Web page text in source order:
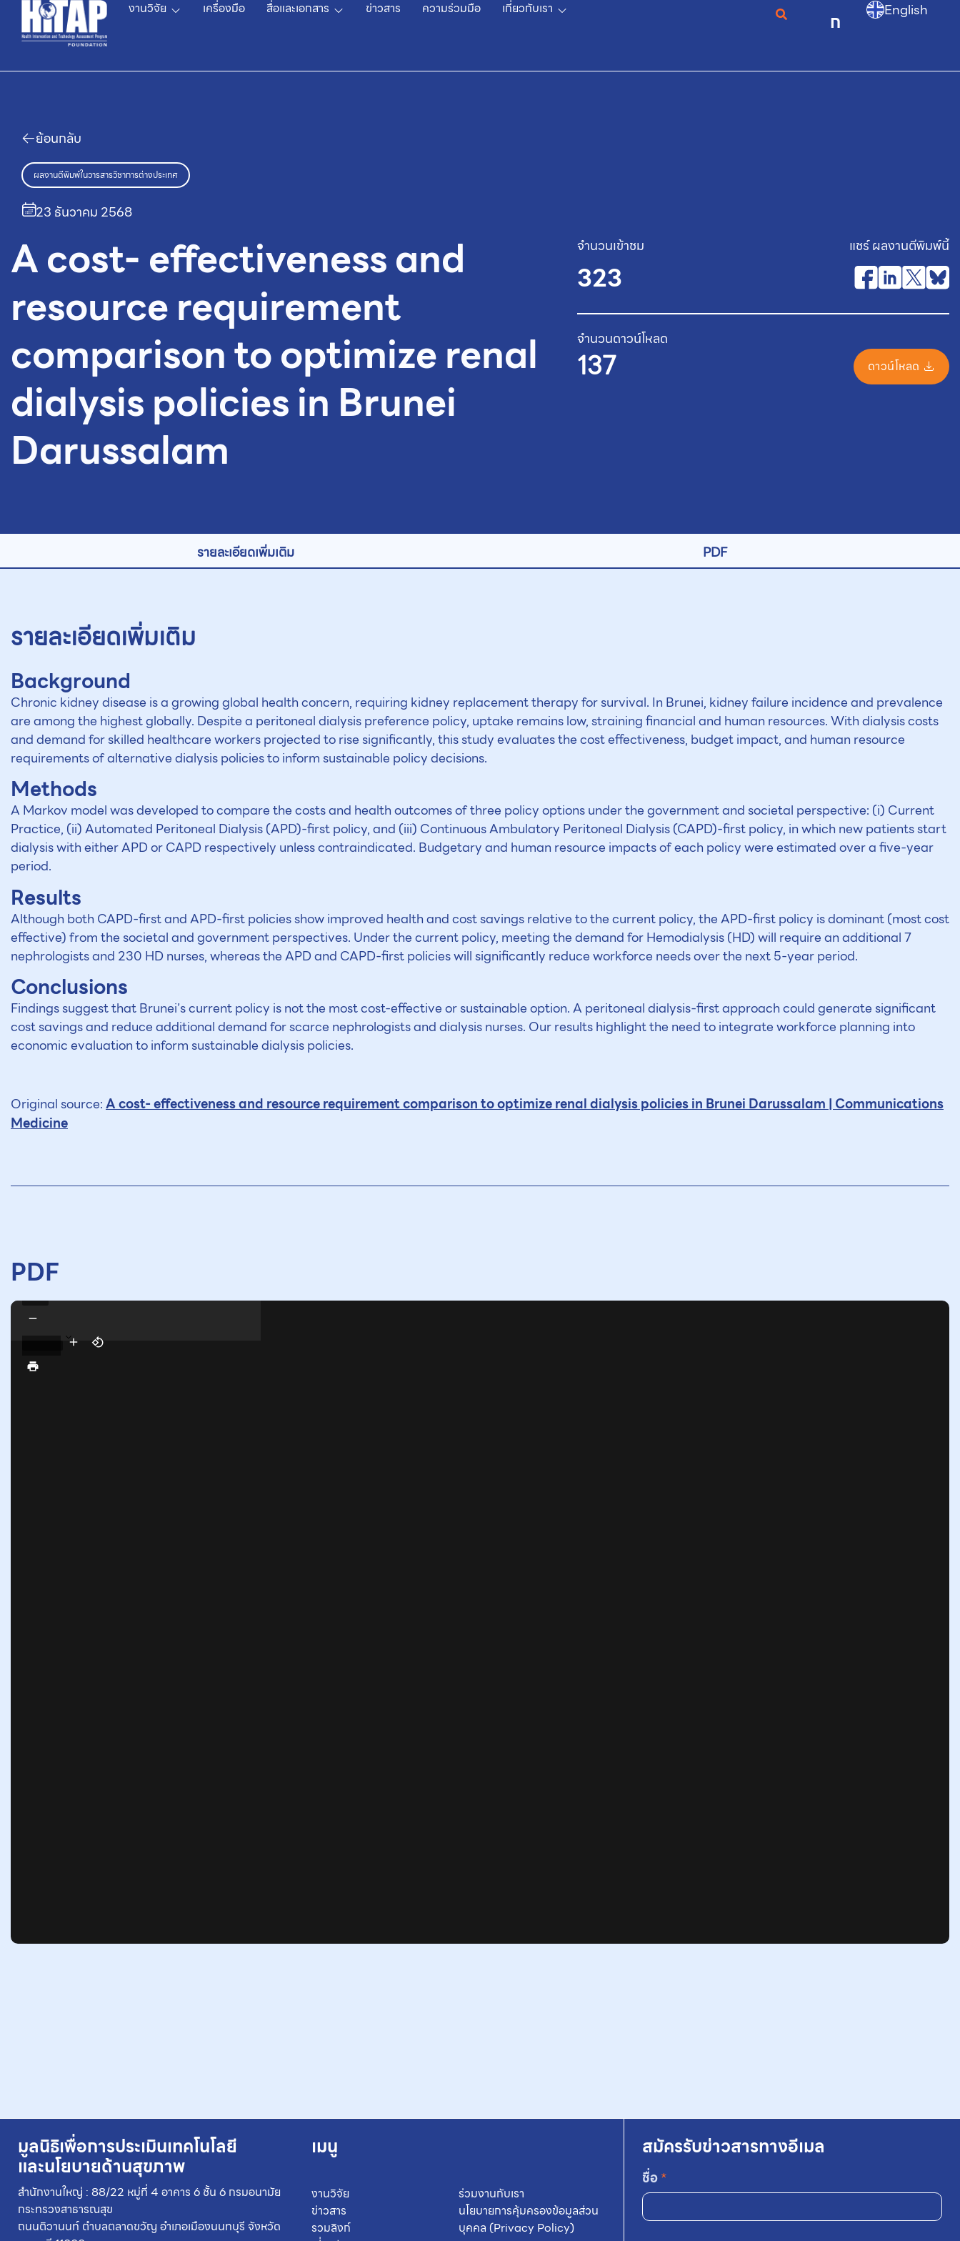
งานวิจัย เครื่องมือ สื่อและเอกสาร ข่าวสาร ความร่วมมือ เกี่ยวกับเรา
ก English
ย้อนกลับ
ผลงานตีพิมพ์ในวารสารวิชาการต่างประเทศ
23 ธันวาคม 2568
A cost- effectiveness and
resource requirement
comparison to optimize renal
dialysis policies in Brunei
Darussalam
จำนวนเข้าชม
323
แชร์ ผลงานตีพิมพ์นี้
จำนวนดาวน์โหลด
137 ดาวน์โหลด
รายละเอียดเพิ่มเติม PDF
รายละเอียดเพิ่มเติม
Background
Chronic kidney disease is a growing global health concern, requiring kidney replacement therapy for survival. In Brunei, kidney failure incidence and prevalence
are among the highest globally. Despite a peritoneal dialysis preference policy, uptake remains low, straining financial and human resources. With dialysis costs
and demand for skilled healthcare workers projected to rise significantly, this study evaluates the cost effectiveness, budget impact, and human resource
requirements of alternative dialysis policies to inform sustainable policy decisions.
Methods
A Markov model was developed to compare the costs and health outcomes of three policy options under the government and societal perspective: (i) Current
Practice, (ii) Automated Peritoneal Dialysis (APD)-first policy, and (iii) Continuous Ambulatory Peritoneal Dialysis (CAPD)-first policy, in which new patients start
dialysis with either APD or CAPD respectively unless contraindicated. Budgetary and human resource impacts of each policy were estimated over a five-year
period.
Results
Although both CAPD-first and APD-first policies show improved health and cost savings relative to the current policy, the APD-first policy is dominant (most cost
effective) from the societal and government perspectives. Under the current policy, meeting the demand for Hemodialysis (HD) will require an additional 7
nephrologists and 230 HD nurses, whereas the APD and CAPD-first policies will significantly reduce workforce needs over the next 5-year period.
Conclusions
Findings suggest that Brunei’s current policy is not the most cost-effective or sustainable option. A peritoneal dialysis-first approach could generate significant
cost savings and reduce additional demand for scarce nephrologists and dialysis nurses. Our results highlight the need to integrate workforce planning into
economic evaluation to inform sustainable dialysis policies.
Original source:A cost- effectiveness and resource requirement comparison to optimize renal dialysis policies in Brunei Darussalam | Communications
Medicine
PDF
มูลนิธิเพื่อการประเมินเทคโนโลยี
และนโยบายด้านสุขภาพ
สำนักงานใหญ่ : 88/22 หมู่ที่ 4 อาคาร 6 ชั้น 6 กรมอนามัย
กระทรวงสาธารณสุข
ถนนติวานนท์ ตำบลตลาดขวัญ อำเภอเมืองนนทบุรี จังหวัด
เมนู
งานวิจัย
ข่าวสาร
รวมลิงก์
ร่วมงานกับเรา
นโยบายการคุ้มครองข้อมูลส่วน
บุคคล (Privacy Policy)
สมัครรับข่าวสารทางอีเมล
ชื่อ*